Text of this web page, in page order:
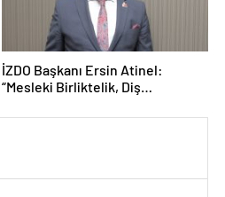
İZDO Başkanı Ersin Atinel:
“Mesleki Birliktelik, Diş
Vazgeçilmez”